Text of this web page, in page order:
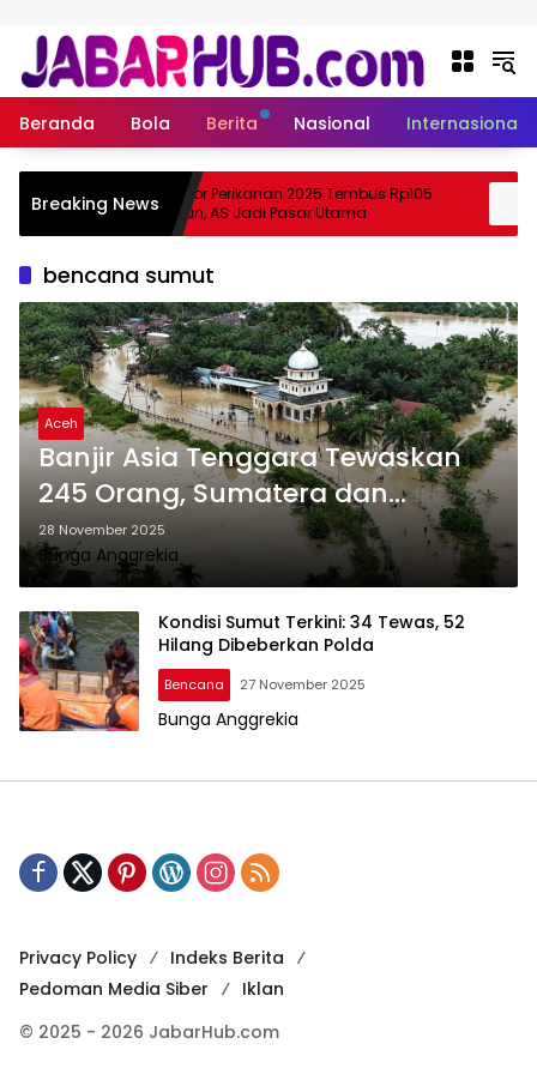
Beranda Bola Berita Nasional Internasional
Breaking NewsEkspor Perikanan 2025 Tembus Rp105
Triliun, AS Jadi Pasar Utama
bencana sumut
Aceh
Banjir Asia Tenggara Tewaskan
245 Orang, Sumatera dan
Vietnam Paling Parah
28 November 2025
Bunga Anggrekia
Kondisi Sumut Terkini: 34 Tewas, 52
Hilang Dibeberkan Polda
Bencana 27 November 2025
Bunga Anggrekia
Privacy Policy
Indeks Berita
Pedoman Media Siber
Iklan
© 2025 - 2026 JabarHub.com